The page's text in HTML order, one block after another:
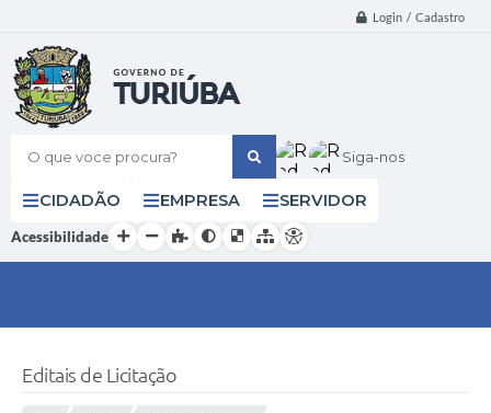
Login / Cadastro
O que voce procura? Siga-nos
CIDADÃO EMPRESA SERVIDOR
Acessibilidade
Editais de Licitação